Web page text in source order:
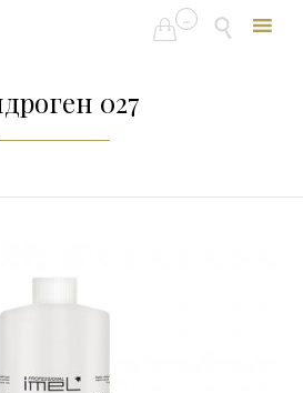
 ...

to
027